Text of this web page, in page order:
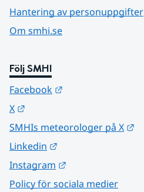
Hantering av personuppgifter
Om smhi.se
Följ SMHI
Facebook
X
SMHIs meteorologer på X
Linkedin
Instagram
Policy för sociala medier